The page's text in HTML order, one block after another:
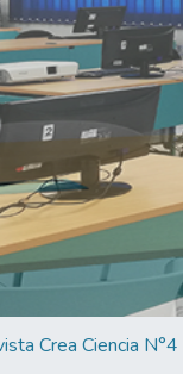
Crea Ciencia N°4